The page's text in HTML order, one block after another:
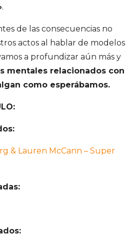
.
de las consecuencias no
actos al hablar de modelos
a profundizar aún más y
mentales relacionados con
como esperábamos.
& Lauren McCann – Super